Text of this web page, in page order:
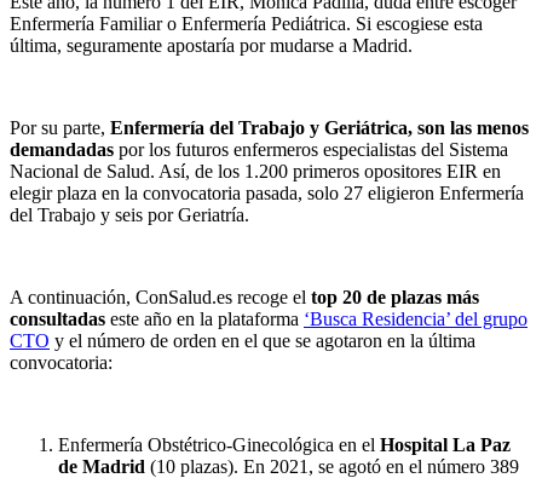
Enfermería Familiar o Enfermería Pediátrica. Si escogiese esta
última, seguramente apostaría por mudarse a Madrid.
Por su parte, Enfermería del Trabajo y Geriátrica, son las menos
demandadas por los futuros enfermeros especialistas del Sistema
Nacional de Salud. Así, de los 1.200 primeros opositores EIR en
elegir plaza en la convocatoria pasada, solo 27 eligieron Enfermería
del Trabajo y seis por Geriatría.
A continuación, ConSalud.es recoge el top 20 de plazas más
consultadas este año en la plataforma ‘Busca Residencia’ del grupo
CTO y el número de orden en el que se agotaron en la última
convocatoria:
Enfermería Obstétrico-Ginecológica en el Hospital La Paz
de Madrid (10 plazas). En 2021, se agotó en el número 389